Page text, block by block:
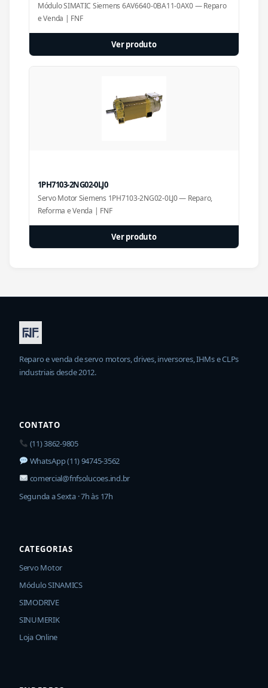
Módulo SIMATIC Siemens 6AV6640-0BA11-0AX0 — Reparo
e Venda | FNF
Ver produto
1PH7103-2NG02-0LJ0
Servo Motor Siemens 1PH7103-2NG02-0LJ0 — Reparo,
Reforma e Venda | FNF
Ver produto
Reparo e venda de servo motors, drives, inversores, IHMs e CLPs
industriais desde 2012.
CONTATO
(11) 3862-9805
WhatsApp (11) 94745-3562
comercial@fnfsolucoes.ind.br
Segunda a Sexta · 7h às 17h
CATEGORIAS
Servo Motor
Módulo SINAMICS
SIMODRIVE
SINUMERIK
Loja Online